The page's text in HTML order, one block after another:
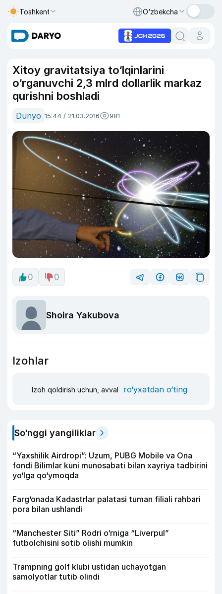
Toshkent O‘zbekcha
Xitoy gravitatsiya to‘lqinlarini
o‘rganuvchi 2,3 mlrd dollarlik markaz
qurishni boshladi
Dunyo 15:44 / 21.03.2016 981
0 0
Shoira Yakubova
Izohlar
Izoh qoldirish uchun, avval ro‘yxatdan o‘ting
So‘nggi yangiliklar
“Yaxshilik Airdropi”: Uzum, PUBG Mobile va Ona
fondi Bilimlar kuni munosabati bilan xayriya tadbirini
yo‘lga qo‘ymoqda
Farg‘onada Kadastrlar palatasi tuman filiali rahbari
pora bilan ushlandi
“Manchester Siti” Rodri o‘rniga “Liverpul”
futbolchisini sotib olishi mumkin
Trampning golf klubi ustidan uchayotgan
samolyotlar tutib olindi